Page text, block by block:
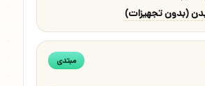
(بدون تجهیزات)
مبتدی